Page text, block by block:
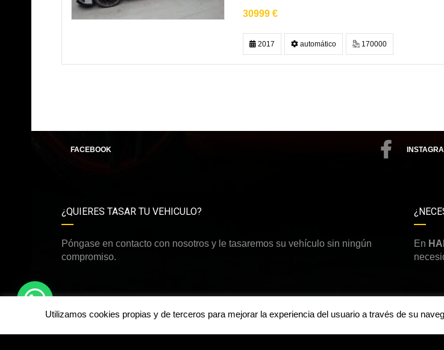
30999 €
2017 automático 170000
FACEBOOK
¿QUIERES TASAR TU VEHICULO?
Póngase en contacto con nosotros y le tasaremos su vehículo sin ningún
compromiso.
En
Utilizamos cookies propias y de terceros para mejorar la experiencia del usuario a través de su